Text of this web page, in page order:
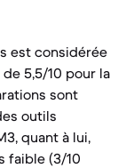
est considérée
5,5/10 pour la
sont
outils
quant à lui,
faible (3/10